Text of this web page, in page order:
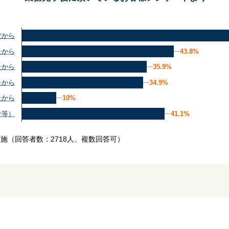
ら
ら
ら
ら
ら
）
43.8%
43.8%
35.9%
35.9%
34.9%
34.9%
10%
10%
41.1%
41.1%
（回答者数：2718人、複数回答可）